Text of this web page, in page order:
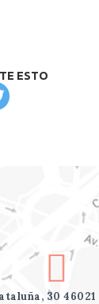
ESTO
30